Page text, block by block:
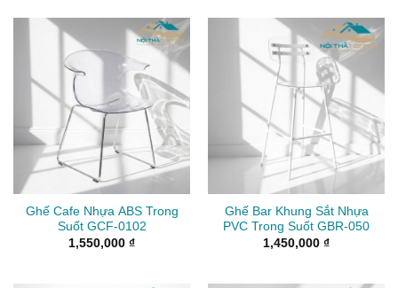
Ghế Cafe Nhựa ABS Trong
Suốt GCF-0102
1,550,000 ₫
Ghế Bar Khung Sắt Nhựa
PVC Trong Suốt GBR-050
1,450,000 ₫